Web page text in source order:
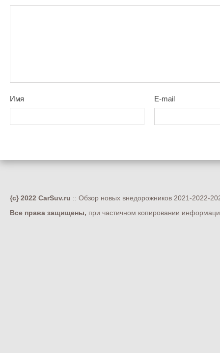
Имя E-mail
{c} 2022 CarSuv.ru :: Обзор новых внедорожников 2021-2022-
Все права защищены, при частичном копировании